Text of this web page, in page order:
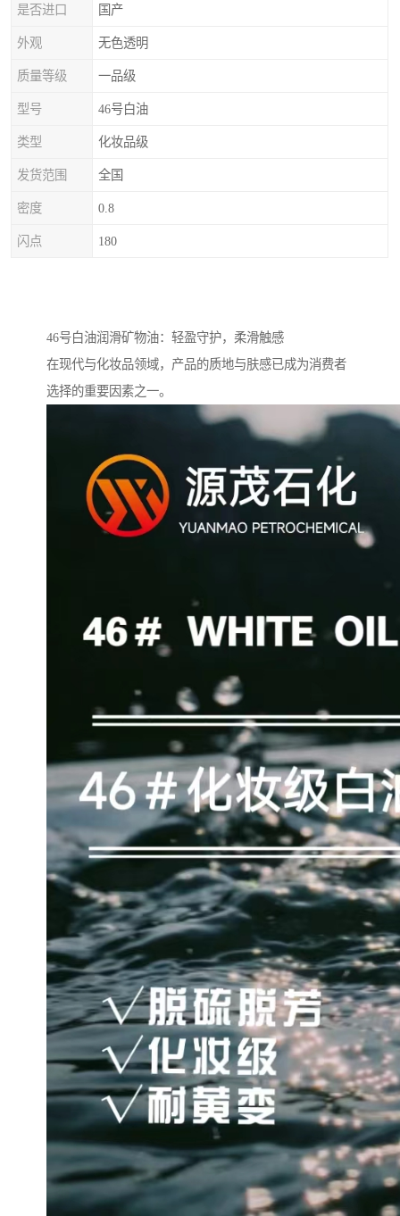
是否进口 国产
外观 无色透明
质量等级 一品级
型号 46号白油
类型 化妆品级
发货范围 全国
密度 0.8
闪点 180
46号白油润滑矿物油：轻盈守护，柔滑触感
在现代与化妆品领域，产品的质地与肤感已成为消费者
选择的重要因素之一。